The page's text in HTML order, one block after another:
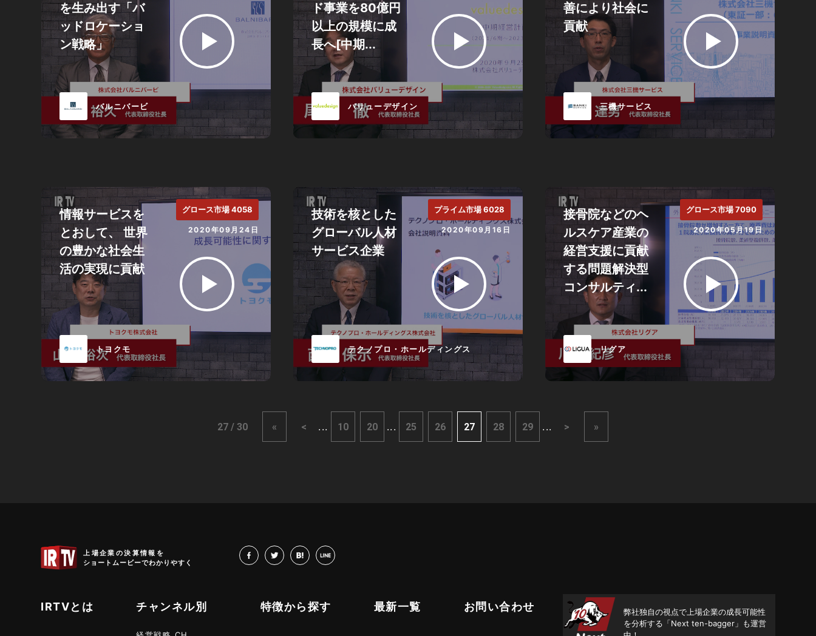
バルニバービ
を生み出す「バ
ッドロケーショ
ン戦略」
バリューデザイン
ド事業を80億円
以上の規模に成
長へ[中期...
三機サービス
善により社会に
貢献
グロース市場 4058
2020年09月24日
トヨクモ
情報サービスを
とおして、 世界
の豊かな社会生
活の実現に貢献
プライム市場 6028
2020年09月16日
テクノプロ・ホールディングス
技術を核とした
グローバル人材
サービス企業
グロース市場 7090
2020年05月19日
リグア
接骨院などのヘ
ルスケア産業の
経営支援に貢献
する問題解決型
コンサルティ...
27 / 30 « < ... 10 20 ... 25 26 27 28 29 ... > »
IRTV
上場企業の決算情報を
ショートムービーでわかりやすく
facebook
twitterhatenaLINE
IRTVとは チャンネル別 特徴から探す 最新一覧 お問い合わせ
弊社独自の視点で上場企業の成長可能性
を分析する「Next ten-bagger」も運営